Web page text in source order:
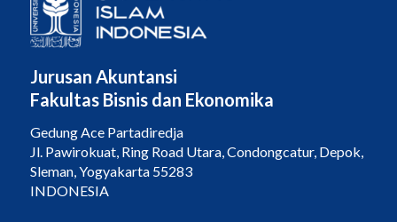
Jurusan Akuntansi
Fakultas Bisnis dan Ekonomika
Gedung Ace Partadiredja
Jl. Pawirokuat, Ring Road Utara, Condongcatur, Depok,
Sleman, Yogyakarta 55283
INDONESIA